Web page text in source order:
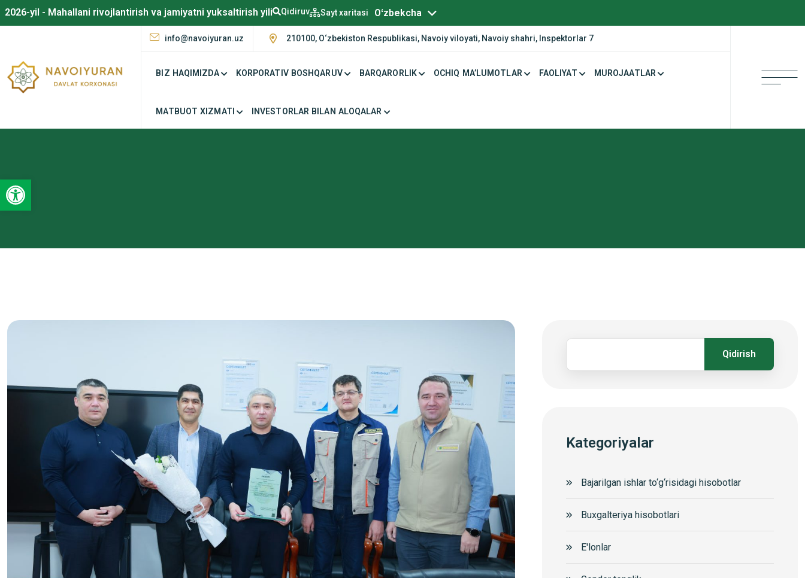
Open toolbar
2026-yil - Mahallani rivojlantirish va jamiyatni yuksaltirish yili Qidiruv Sayt xaritasi Oʻzbekcha
Русский
info@navoiyuran.uz 210100, O‘zbekiston Respublikasi, Navoiy viloyati, Navoiy shahri, Inspektorlar 7
BIZ HAQIMIZDA KORPORATIV BOSHQARUV BARQARORLIK OCHIQ MA’LUMOTLAR FAOLIYAT MUROJAATLAR
MATBUOT XIZMATI INVESTORLAR BILAN ALOQALAR
Qidirish
Kategoriyalar
Bajarilgan ishlar to‘g‘risidagi hisobotlar
Buxgalteriya hisobotlari
E'lonlar